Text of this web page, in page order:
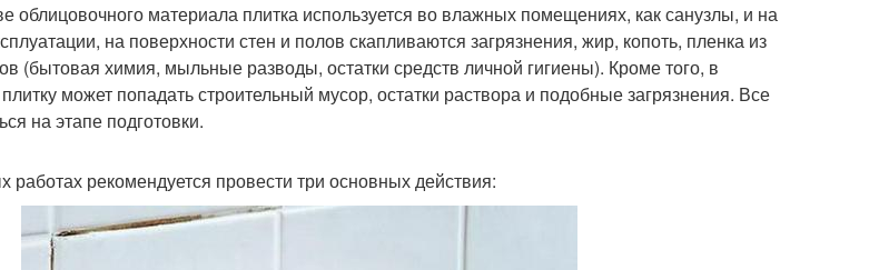
облицовочного материала плитка используется во влажных помещениях, как санузлы, и на
на поверхности стен и полов скапливаются загрязнения, жир, копоть, пленка из
(бытовая химия, мыльные разводы, остатки средств личной гигиены). Кроме того, в
может попадать строительный мусор, остатки раствора и подобные загрязнения. Все
на этапе подготовки.
работах рекомендуется провести три основных действия: